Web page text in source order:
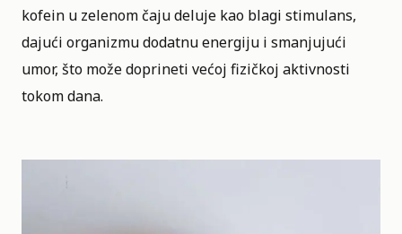
kofein u zelenom čaju deluje kao blagi stimulans,
dajući organizmu dodatnu energiju i smanjujući
umor, što može doprineti većoj fizičkoj aktivnosti
tokom dana.